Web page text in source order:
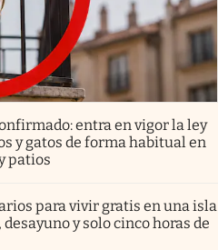
entra en vigor la ley
y gatos de forma habitual en
patios
para vivir gratis en una isla
y solo cinco horas de